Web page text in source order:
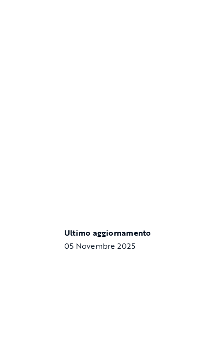
Ultimo aggiornamento
05 Novembre 2025